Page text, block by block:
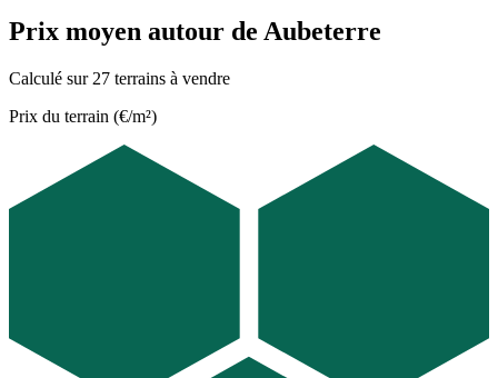
Prix moyen autour de Aubeterre
Calculé sur 27 terrains à vendre
Prix du terrain (€/m²)